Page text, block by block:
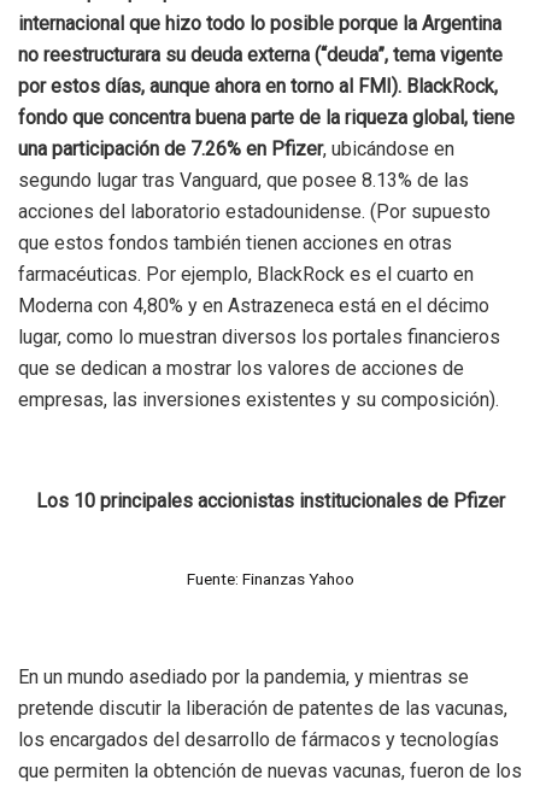
internacional que hizo todo lo posible porque la Argentina
no reestructurara su deuda externa (“deuda”, tema vigente
por estos días, aunque ahora en torno al FMI). BlackRock,
fondo que concentra buena parte de la riqueza global, tiene
una participación de 7.26% en Pfizer, ubicándose en
segundo lugar tras Vanguard, que posee 8.13% de las
acciones del laboratorio estadounidense. (Por supuesto
que estos fondos también tienen acciones en otras
farmacéuticas. Por ejemplo, BlackRock es el cuarto en
Moderna con 4,80% y en Astrazeneca está en el décimo
lugar, como lo muestran diversos los portales financieros
que se dedican a mostrar los valores de acciones de
empresas, las inversiones existentes y su composición).
Los 10 principales accionistas institucionales de Pfizer
Fuente: Finanzas Yahoo
En un mundo asediado por la pandemia, y mientras se
pretende discutir la liberación de patentes de las vacunas,
los encargados del desarrollo de fármacos y tecnologías
que permiten la obtención de nuevas vacunas, fueron de los